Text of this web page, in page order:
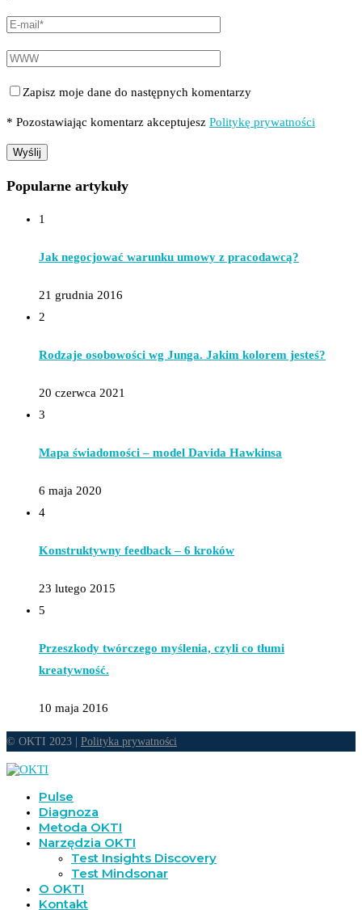
Zapisz moje dane do następnych komentarzy
* Pozostawiając komentarz akceptujesz Politykę prywatności
Popularne artykuły
1
Jak negocjować warunku umowy z pracodawcą?
21 grudnia 2016
2
Rodzaje osobowości wg Junga. Jakim kolorem jesteś?
20 czerwca 2021
3
Mapa świadomości – model Davida Hawkinsa
6 maja 2020
4
Konstruktywny feedback – 6 kroków
23 lutego 2015
5
Przeszkody twórczego myślenia, czyli co tłumi
kreatywność.
10 maja 2016
© OKTI 2023 | Polityka prywatności
Pulse
Diagnoza
Metoda OKTI
Narzędzia OKTI
Test Insights Discovery
Test Mindsonar
O OKTI
Kontakt